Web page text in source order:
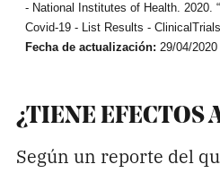
- National Institutes of Health. 2020.
Covid-19 - List Results -
Fecha de actualización: 29/04/2020
¿TIENE EFECTOS
Según un reporte del